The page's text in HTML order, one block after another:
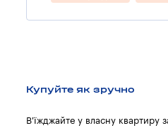
Купуйте як зручно
В'їжджайте у власну квартиру